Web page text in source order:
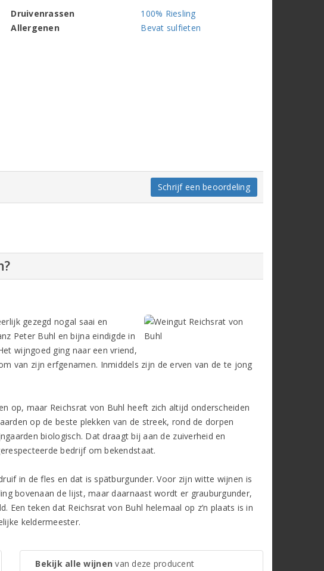
Druivenrassen
100% Riesling
Allergenen
Bevat sulfieten
Schrijf een beoordeling
gezegd nogal saai en
Peter Buhl en bijna eindigde in
wijngoed ging naar een vriend,
van zijn erfgenamen. Inmiddels zijn de erven van de te jong
op, maar Reichsrat von Buhl heeft zich altijd onderscheiden
op de beste plekken van de streek, rond de dorpen
biologisch. Dat draagt bij aan de zuiverheid en
bedrijf om bekendstaat.
in de fles en dat is spätburgunder. Voor zijn witte wijnen is
bovenaan de lijst, maar daarnaast wordt er grauburgunder,
Een teken dat Reichsrat von Buhl helemaal op z’n plaats is in
keldermeester.
Bekijk alle wijnen van deze producent